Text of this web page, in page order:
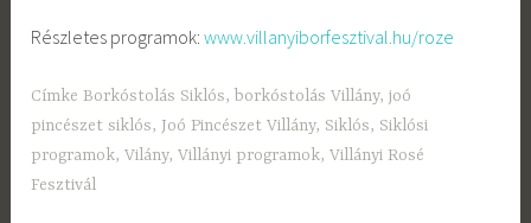
Részletes programok:www.villanyiborfesztival.hu/roze
Címke Borkóstolás Siklós, borkóstolás Villány,joó
pincészet siklós, Joó Pincészet Villány, Siklós, Siklósi
programok,Vilány,Villányi programok,Villányi Rosé
Fesztivál